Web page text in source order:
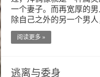
一个妻子。而再宽厚的
除自己之外的另一个男
阅读更多 »
逃离与委身